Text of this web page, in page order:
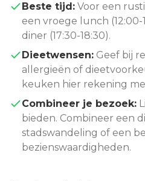
Beste tijd: Voor een
een vroege lunch
diner (17:30-18:30).
Dieetwensen: Geef bij
allergieën of
keuken hier rekening
Combineer je bezoek:
bieden. Combineer een
stadswandeling of een
bezienswaardigheden.